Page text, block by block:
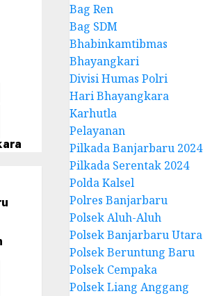
Bag Ren
Bag SDM
Bhabinkamtibmas
Bhayangkari
Divisi Humas Polri
Hari Bhayangkara
Karhutla
Pelayanan
Pilkada Banjarbaru 2024
Pilkada Serentak 2024
Polda Kalsel
Polres Banjarbaru
Polsek Aluh-Aluh
Polsek Banjarbaru Utara
Polsek Beruntung Baru
Polsek Cempaka
Polsek Liang Anggang